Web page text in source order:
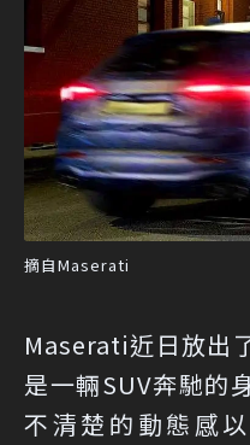
摘自Maserati
Maserati近日放出
是一輛SUV奔馳的
不清楚的動態感